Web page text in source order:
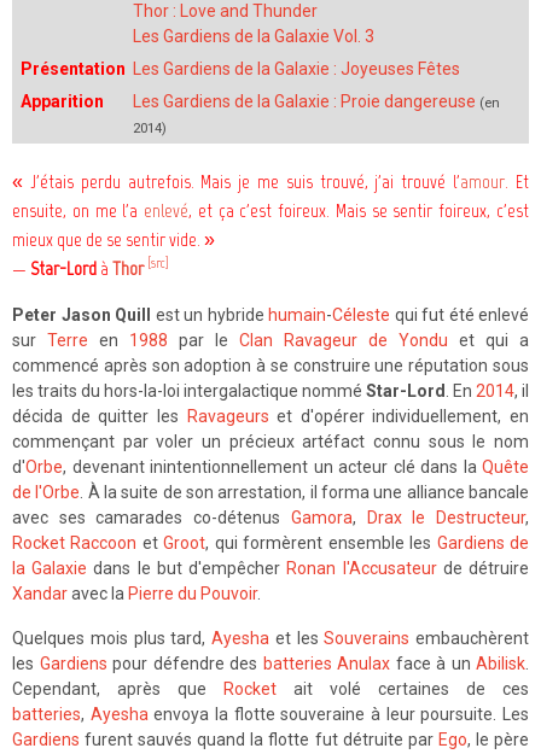
Thor : Love and Thunder
Les Gardiens de la Galaxie Vol. 3
Présentation
Les Gardiens de la Galaxie : Joyeuses Fêtes
Apparition
Les Gardiens de la Galaxie : Proie dangereuse (en
2014)
« J'étais perdu autrefois. Mais je me suis trouvé, j'ai trouvé l'amour. Et
ensuite, on me l'a enlevé, et ça c'est foireux. Mais se sentir foireux, c'est
mieux que de se sentir vide. »
— Star-Lord à Thor [src]
Peter Jason Quill est un hybride humain-Céleste qui fut été enlevé
sur Terre en 1988 par le Clan Ravageur de Yondu et qui a
commencé après son adoption à se construire une réputation sous
les traits du hors-la-loi intergalactique nommé Star-Lord . En 2014, il
décida de quitter les
Ravageurs et d'opérer individuellement, en
commençant par voler un précieux artéfact connu sous le nom
d'Orbe, devenant inintentionnellement un acteur clé dans la Quête
de l'Orbe . À la suite de son arrestation, il forma une alliance bancale
avec ses camarades co-détenus Gamora, Drax le Destructeur,
Rocket Raccoon etGroot, qui formèrent ensemble les Gardiens de
la Galaxie dans le but d'empêcher Ronan l'Accusateurde détruire
Xandaravec la Pierre du Pouvoir.
Quelques mois plus tard, Ayesha et lesSouverains embauchèrent
les Gardiens pour défendre des batteries Anulax face à un Abilisk
Cependant, après que
Rocket ait volé certaines de ces
batteries, Ayesha envoya la flotte souveraine à leur poursuite. Les
Gardiens furent sauvés quand la flotte fut détruite par Ego, le père